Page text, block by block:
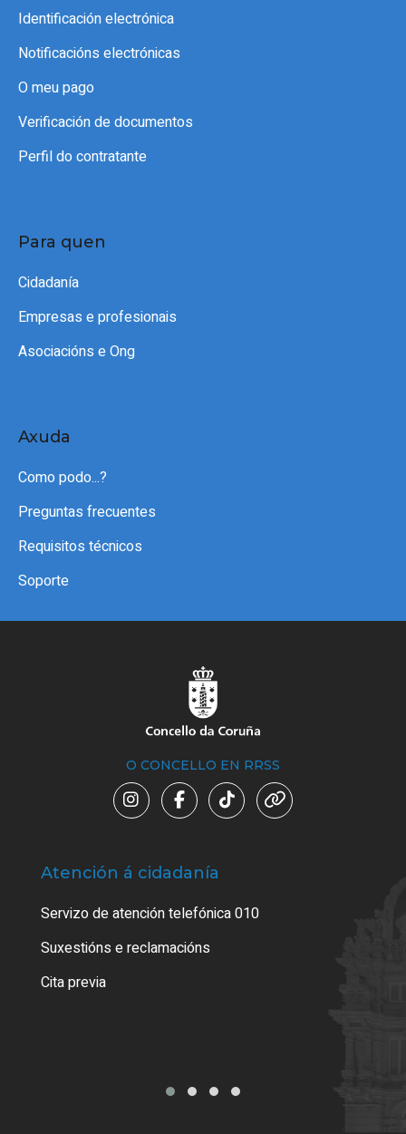
Identificación electrónica
Notificacións electrónicas
O meu pago
Verificación de documentos
Perfil do contratante
Para quen
Cidadanía
Empresas e profesionais
Asociacións e Ong
Axuda
Como podo...?
Preguntas frecuentes
Requisitos técnicos
Soporte
O CONCELLO EN RRSS
Atención á cidadanía
Servizo de atención telefónica 010
Suxestións e reclamacións
Cita previa